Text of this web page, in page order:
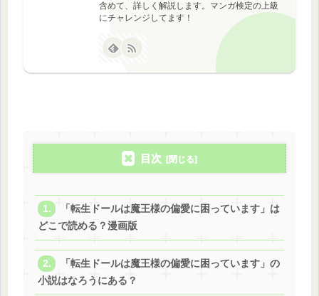
含めて、詳しく解説します。マンガ検定の上級
にチャレンジしてます！
目次
「転生ドールは魔王様の偏愛に困っています」は
どこで読める？漫画版
「転生ドールは魔王様の偏愛に困っています」の
小説はなろうにある？